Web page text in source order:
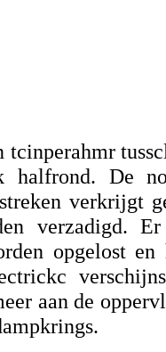
tcinperahmr
halfrond. De
verkrijgt
verzadigd.
opgelost
aan de